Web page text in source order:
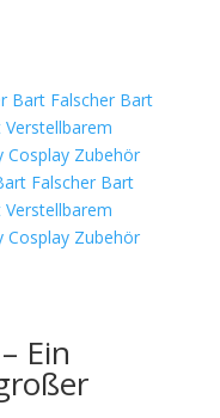
Falscher Bart
Cosplay Zubehör
Ein